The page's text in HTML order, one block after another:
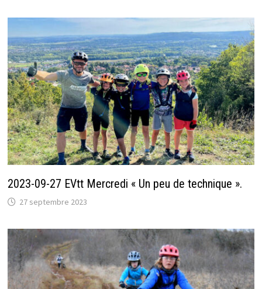
2023-09-27 EVtt Mercredi « Un peu de technique ».
27 septembre 2023